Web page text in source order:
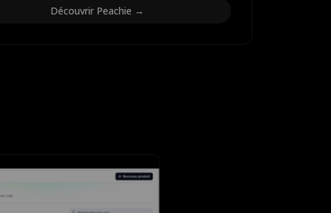
Découvrir Peachie →